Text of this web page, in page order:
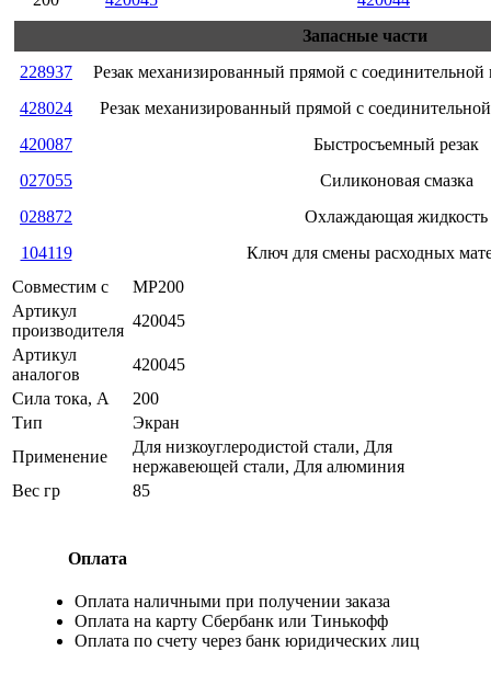
Запасные части
228937
Резак механизированный прямой с
428024
Резак механизированный прямой с
420087
Быстросъемный резак
027055
Силиконовая смазка
028872
Охлаждающая жидкость
104119
Ключ для смены расходных
Совместим с
MP200
Артикул
производителя
420045
Артикул
аналогов
420045
Сила тока, А
200
Тип
Экран
Применение
Для низкоуглеродистой стали, Для
нержавеющей стали, Для алюминия
Вес гр
85
Оплата
Оплата наличными при получении заказа
Оплата на карту Сбербанк или Тинькофф
Оплата по счету через банк юридических лиц